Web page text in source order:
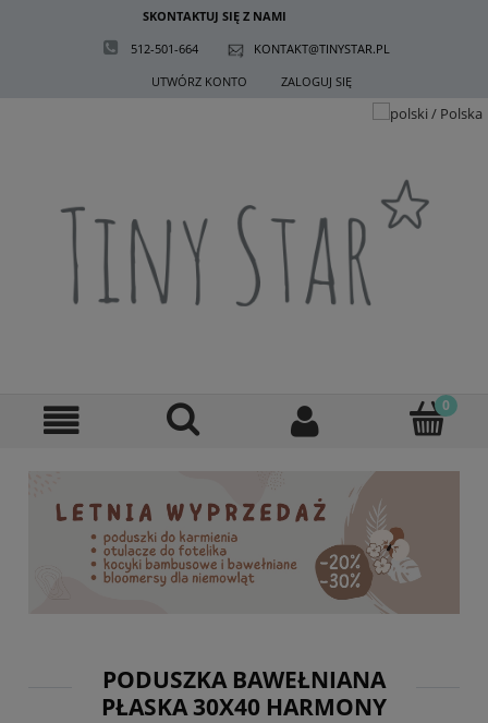
SKONTAKTUJ SIĘ Z NAMI
512-501-664
KONTAKT@TINYSTAR.PL
UTWÓRZ KONTO
ZALOGUJ SIĘ
PODUSZKA BAWEŁNIANA
PŁASKA 30X40 HARMONY